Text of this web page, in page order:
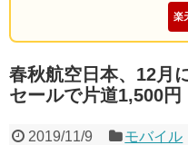
楽
春秋航空日本、12月
セールで片道1,500円
2019/11/9 モバイル